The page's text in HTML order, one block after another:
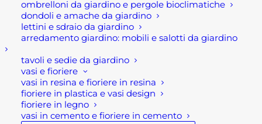
ombrelloni da giardino e pergole bioclimatiche
dondoli e amache da giardino
lettini e sdraio da giardino
arredamento giardino: mobili e salotti da giardino
tavoli e sedie da giardino
vasi e fioriere
vasi in resina e fioriere in resina
fioriere in plastica e vasi design
fioriere in legno
vasi in cemento e fioriere in cemento
n. 1 martello
n. 1 pinza universale
n. 1 forbice da elettricista
n.1 valigetta
La valigetta porta attrezzi è in plastica e misura
34x30x10 cm, con un peso di 2,8 kg completa di
tutti gli elementi.